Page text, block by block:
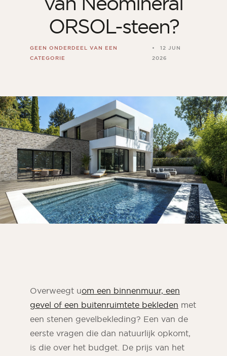
ALLE BINNENRUIMTES
Per buitenruimte
Voor
Terras
Zwembad
Buitenfaciliteiten
ALLE BUITENRUIMTES
ORSOL-steen?
GEEN ONDERDEEL VAN EEN
CATEGORIE
12 JUN
2026
Overweegt uom een binnenmuur, een
gevel of een buitenruimtete bekleden met
een stenen gevelbekleding? Een van de
eerste vragen die dan natuurlijk opkomt,
is die over het budget. De prijs van het